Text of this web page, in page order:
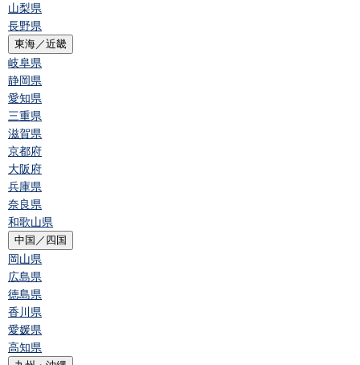
山梨県
長野県
東海／近畿
岐阜県
静岡県
愛知県
三重県
滋賀県
京都府
大阪府
兵庫県
奈良県
和歌山県
中国／四国
岡山県
広島県
徳島県
香川県
愛媛県
高知県